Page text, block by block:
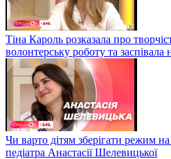
Тіна Кароль розказала про
волонтерську роботу та заспівала
Чи варто дітям зберігати режим
педіатра Анастасії Шелевицької